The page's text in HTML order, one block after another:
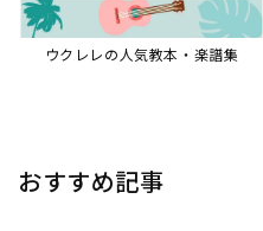
ウクレレの人気教本・楽譜集
おすすめ記事